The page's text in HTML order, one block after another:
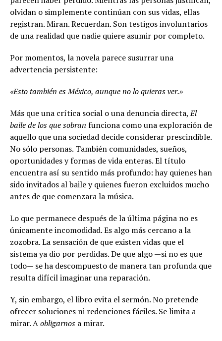
olvidan o simplemente continúan con sus vidas, ellas
registran. Miran. Recuerdan. Son testigos involuntarios
de una realidad que nadie quiere asumir por completo.
Por momentos, la novela parece susurrar una
advertencia persistente:
«Esto también es México, aunque no lo quieras ver.»
Más que una crítica social o una denuncia directa,El
baile de los que sobran funciona como una exploración de
aquello que una sociedad decide considerar prescindible.
No sólo personas. También comunidades, sueños,
oportunidades y formas de vida enteras. El título
encuentra así su sentido más profundo: hay quienes han
sido invitados al baile y quienes fueron excluidos mucho
antes de que comenzara la música.
Lo que permanece después de la última página no es
únicamente incomodidad. Es algo más cercano a la
zozobra. La sensación de que existen vidas que el
sistema ya dio por perdidas. De que algo —si no es que
todo— se ha descompuesto de manera tan profunda que
resulta difícil imaginar una reparación.
Y, sin embargo, el libro evita el sermón. No pretende
ofrecer soluciones ni redenciones fáciles. Se limita a
mirar. Aobligarnos a mirar.